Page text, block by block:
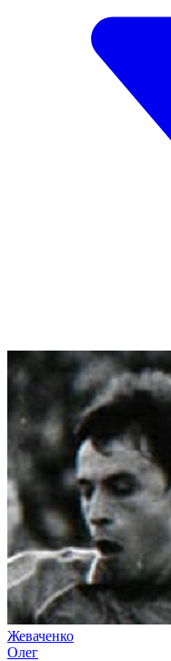
Жеваченко
Олег